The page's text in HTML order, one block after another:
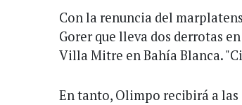
Con la renuncia del
Gorer que lleva dos derrotas
Villa Mitre en Bahía Blanca.
En tanto, Olimpo recibirá a